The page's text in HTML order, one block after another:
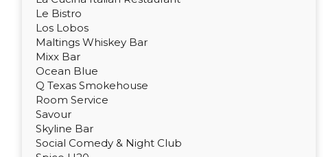
Le Bistro
Los Lobos
Maltings Whiskey Bar
Mixx Bar
Ocean Blue
Q Texas Smokehouse
Room Service
Savour
Skyline Bar
Social Comedy & Night Club